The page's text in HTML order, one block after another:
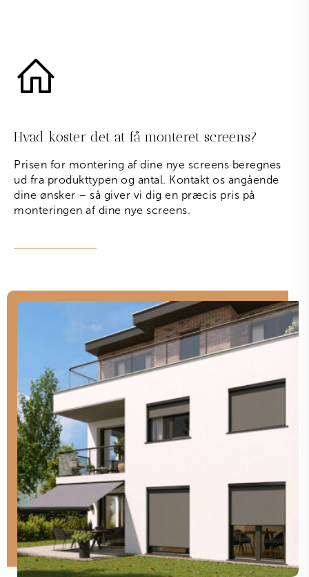
Hvad koster det at få monteret screens?
Prisen for montering af dine nye screens beregnes
ud fra produkttypen og antal. Kontakt os angående
dine ønsker – så giver vi dig en præcis pris på
monteringen af dine nye screens.